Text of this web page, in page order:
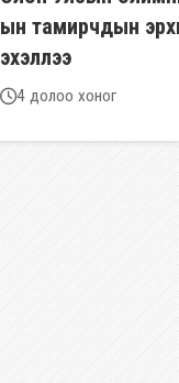
ын тамирчдын
эхэллээ
4 долоо хоног